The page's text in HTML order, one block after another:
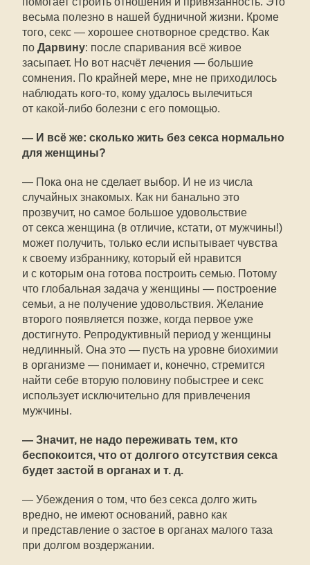
весьма полезно в нашей будничной жизни. Кроме
того, секс — хорошее снотворное средство. Как
по Дарвину: после спаривания всё живое
засыпает. Но вот насчёт лечения — большие
сомнения. По крайней мере, мне не приходилось
наблюдать кого-то, кому удалось вылечиться
от какой-либо болезни с его помощью.
— И всё же: сколько жить без секса нормально
для женщины?
— Пока она не сделает выбор. И не из числа
случайных знакомых. Как ни банально это
прозвучит, но самое большое удовольствие
от секса женщина (в отличие, кстати, от мужчины!)
может получить, только если испытывает чувства
к своему избраннику, который ей нравится
и с которым она готова построить семью. Потому
что глобальная задача у женщины — построение
семьи, а не получение удовольствия. Желание
второго появляется позже, когда первое уже
достигнуто. Репродуктивный период у женщины
недлинный. Она это — пусть на уровне биохимии
в организме — понимает и, конечно, стремится
найти себе вторую половину побыстрее и секс
использует исключительно для привлечения
мужчины.
— Значит, не надо переживать тем, кто
беспокоится, что от долгого отсутствия секса
будет застой в органах и т. д.
— Убеждения о том, что без секса долго жить
вредно, не имеют оснований, равно как
и представление о застое в органах малого таза
при долгом воздержании.